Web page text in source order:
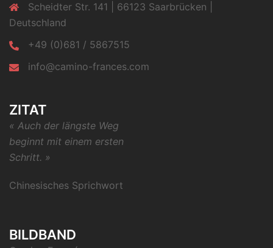
Scheidter Str. 141 | 66123 Saarbrücken |
Deutschland
+49 (0)681 / 5867515
info@camino-frances.com
ZITAT
« Auch der längste Weg
beginnt mit einem ersten
Schritt. »
Chinesisches Sprichwort
BILDBAND